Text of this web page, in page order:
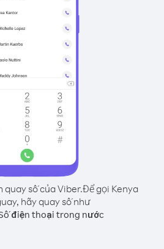
quay số của Viber.Để gọi Kenya
hãy quay số như
điện thoại trong nước